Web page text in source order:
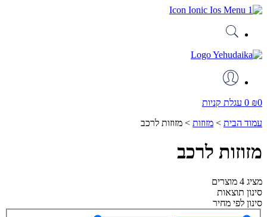
דלג
₪0
0 עגלת קניות
עמוד הבית > מזוזות > מזוזות לרכב
מזוזות לרכב
מציג 4 מוצרים
סינון תוצאות
סינון לפי מחיר